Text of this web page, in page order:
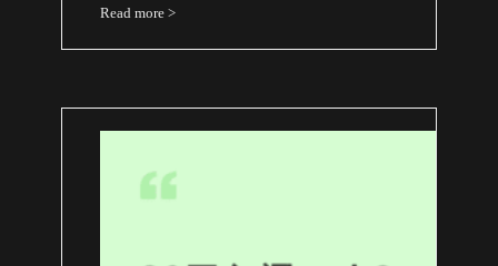
Read more >